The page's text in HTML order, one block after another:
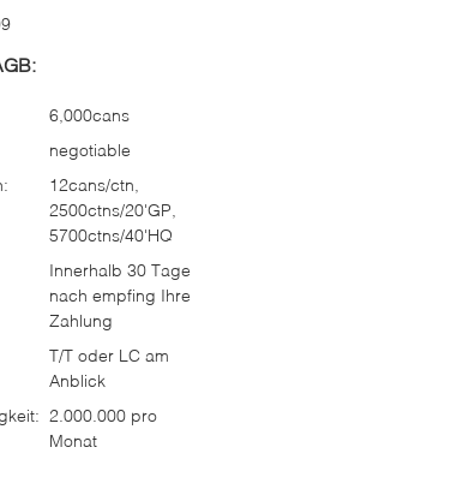
6,000cans
negotiable
12cans/ctn,
2500ctns/20'GP,
5700ctns/40'HQ
Innerhalb 30 Tage
nach empfing Ihre
Zahlung
T/T oder LC am
Anblick
2.000.000 pro
Monat